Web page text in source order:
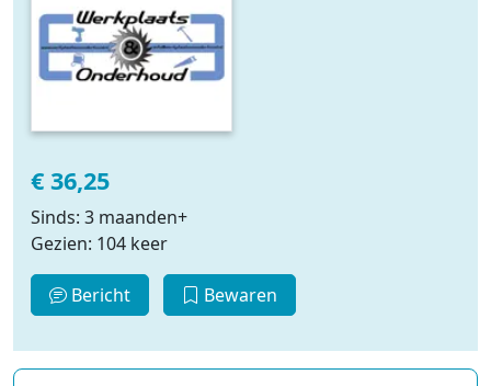
€ 36,25
Sinds: 3 maanden+
Gezien: 104 keer
Bericht Bewaren